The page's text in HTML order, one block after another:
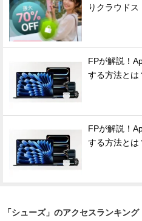
りクラウドス
FPが解説！
する方法とは
FPが解説！
する方法とは
「シューズ」のアクセスランキング